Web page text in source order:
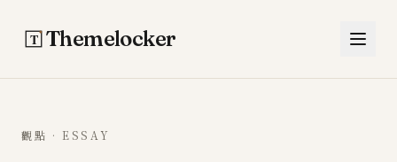
Themelocker
觀點 · ESSAY